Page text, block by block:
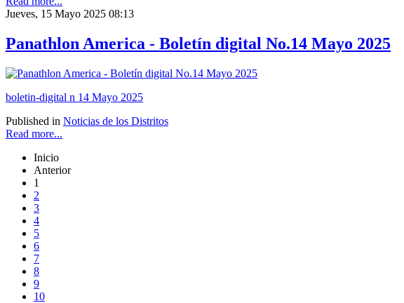
Jueves, 15 Mayo 2025 08:13
Panathlon America - Boletín digital No.14 Mayo 2025
boletin-digital n 14 Mayo 2025
Published in Noticias de los Distritos
Read more...
Inicio
Anterior
1
2
3
4
5
6
7
8
9
10